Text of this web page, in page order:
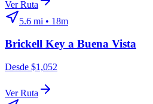
Ver Ruta
5.6 mi • 18m
Brickell Key a Buena Vista
Desde $1,052
Ver Ruta